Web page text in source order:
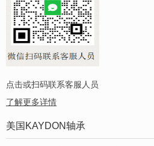
点击或扫码联系客服人员
了解更多详情
美国KAYDON轴承